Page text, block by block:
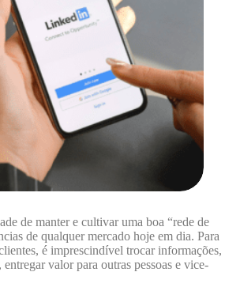
de manter e cultivar uma boa “rede de
de qualquer mercado hoje em dia. Para
é imprescindível trocar informações,
valor para outras pessoas e vice-